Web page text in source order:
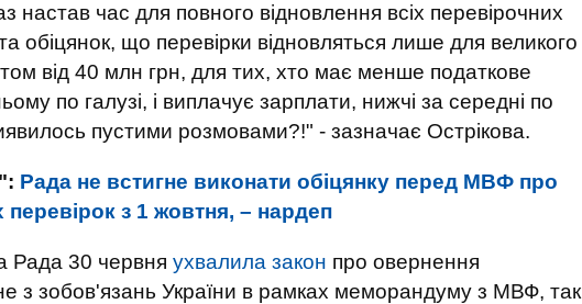
настав час для повного відновлення всіх перевірочних
обіцянок, що перевірки відновляться лише для великого
від 40 млн грн, для тих, хто має менше податкове
по галузі, і виплачує зарплати, нижчі за середні по
пустими розмовами?!" - зазначає Острікова.
Рада не встигне виконати обіцянку перед МВФ про
з 1 жовтня, – нардеп
Рада 30 червня ухвалила закон про овернення
з зобов'язань України в рамках меморандуму з МВФ, так